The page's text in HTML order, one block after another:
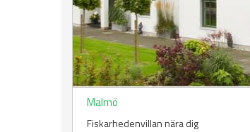
Malmö
Fiskarhedenvillan nära dig